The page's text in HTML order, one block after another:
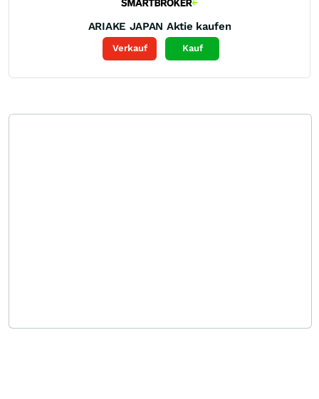
ARIAKE JAPAN Aktie kaufen
Verkauf Kauf